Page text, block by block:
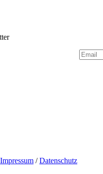
Impressum /Datenschutz